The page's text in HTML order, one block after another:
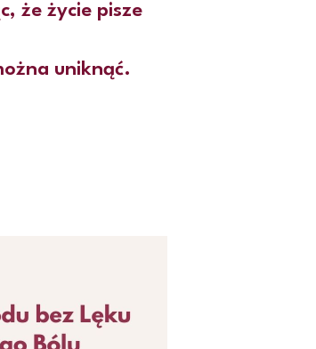
że życie pisze
uniknąć.